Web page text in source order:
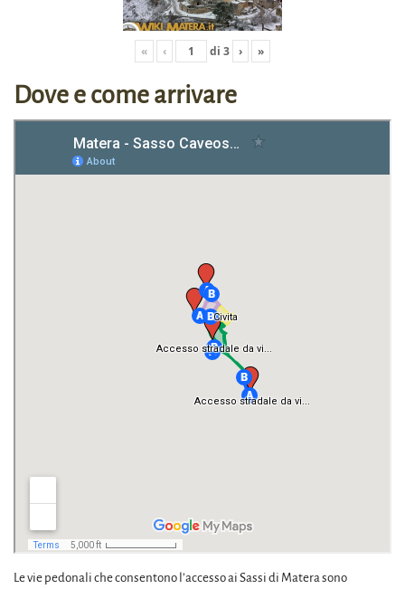
« ‹ di 3 › »
Dove e come arrivare
Le vie pedonali che consentono l’accesso ai Sassi di Matera sono